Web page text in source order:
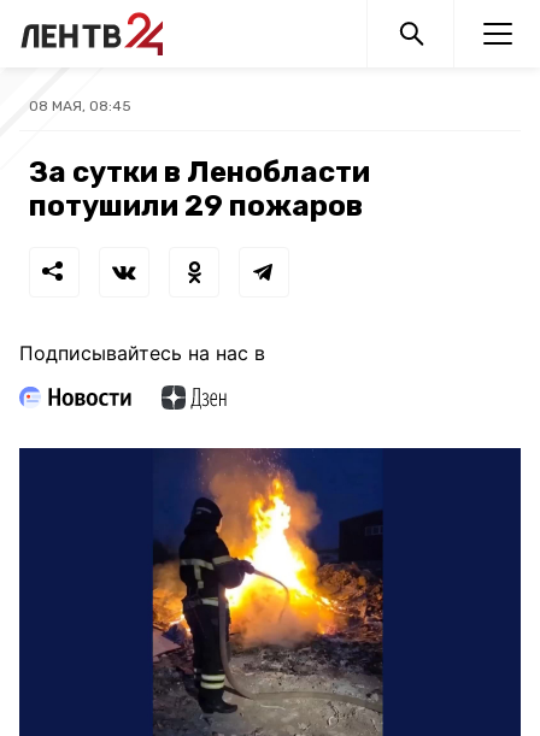
08 МАЯ, 08:45
За сутки в Ленобласти
потушили 29 пожаров
Подписывайтесь на нас в